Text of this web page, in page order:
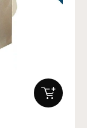
IN DEN